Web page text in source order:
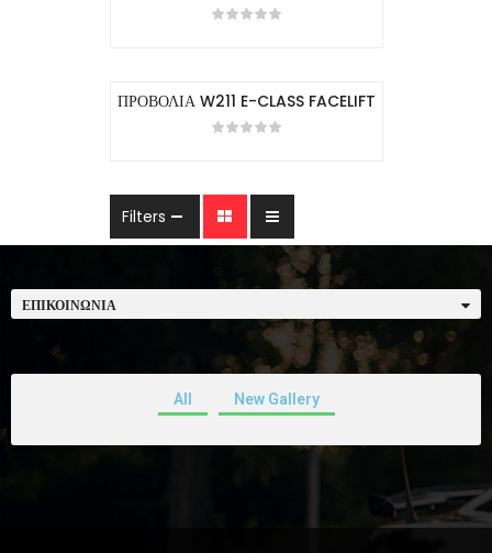
ΠΡΟΒΟΛΙΑ W211 E-CLASS FACELIFT
Filters
ΕΠΙΚΟΙΝΩΝΊΑ
All New Gallery